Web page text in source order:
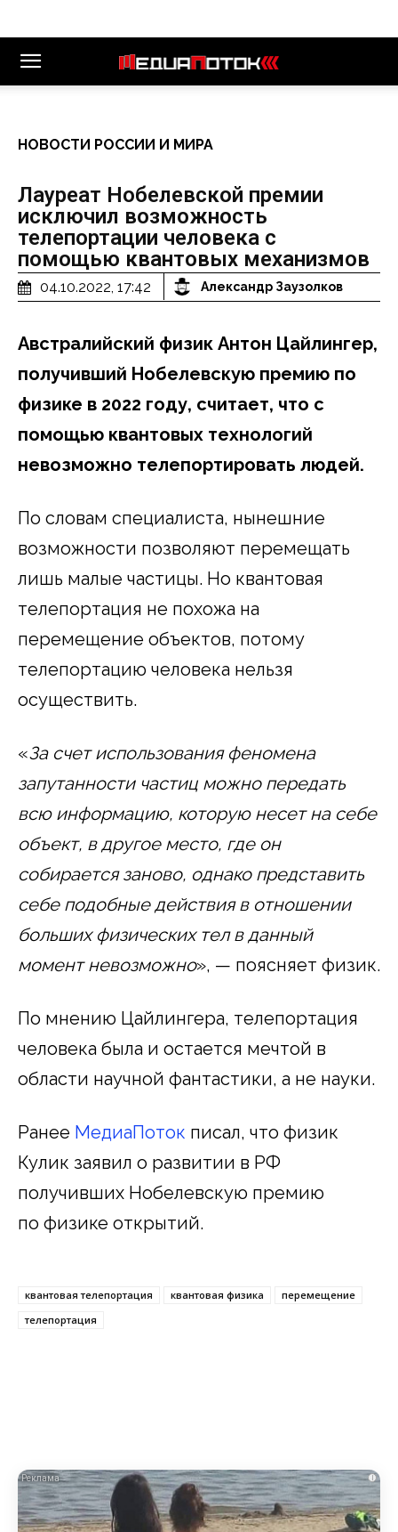
НОВОСТИ РОССИИ И МИРА
Лауреат Нобелевской премии
исключил возможность
телепортации человека с
помощью квантовых механизмов
04.10.2022, 17:42 Александр Заузолков
Австралийский физик Антон Цайлингер,
получивший Нобелевскую премию по
физике в 2022 году, считает, что с
помощью квантовых технологий
невозможно телепортировать людей.
По словам специалиста, нынешние
возможности позволяют перемещать
лишь малые частицы. Но квантовая
телепортация не похожа на
перемещение объектов, потому
телепортацию человека нельзя
осуществить.
«За счет использования феномена
запутанности частиц можно передать
всю информацию, которую несет на себе
объект, в другое место, где он
собирается заново, однако представить
себе подобные действия в отношении
больших физических тел в данный
момент невозможно», — поясняет физик.
По мнению Цайлингера, телепортация
человека была и остается мечтой в
области научной фантастики, а не науки.
Ранее МедиаПоток писал, что физик
Кулик заявил о развитии в РФ
получивших Нобелевскую премию
по физике открытий.
квантовая телепортация квантовая физика
перемещение
телепортация
i